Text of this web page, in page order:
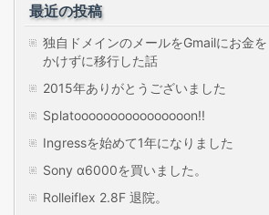
最近の投稿
独自ドメインのメールをGmailにお金を
かけずに移行した話
2015年ありがとうございました
Splatoooooooooooooooon!!
Ingressを始めて1年になりました
Sony α6000を買いました。
Rolleiflex 2.8F 退院。